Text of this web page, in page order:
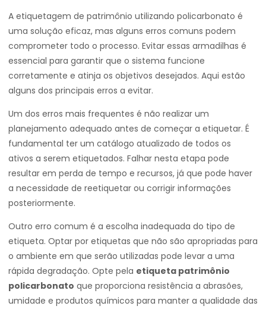
A etiquetagem de patrimônio utilizando policarbonato é
uma solução eficaz, mas alguns erros comuns podem
comprometer todo o processo. Evitar essas armadilhas é
essencial para garantir que o sistema funcione
corretamente e atinja os objetivos desejados. Aqui estão
alguns dos principais erros a evitar.
Um dos erros mais frequentes é não realizar um
planejamento adequado antes de começar a etiquetar. É
fundamental ter um catálogo atualizado de todos os
ativos a serem etiquetados. Falhar nesta etapa pode
resultar em perda de tempo e recursos, já que pode haver
a necessidade de reetiquetar ou corrigir informações
posteriormente.
Outro erro comum é a escolha inadequada do tipo de
etiqueta. Optar por etiquetas que não são apropriadas para
o ambiente em que serão utilizadas pode levar a uma
rápida degradação. Opte pela etiqueta patrimônio
policarbonato que proporciona resistência a abrasões,
umidade e produtos químicos para manter a qualidade das